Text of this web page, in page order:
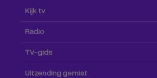
Kijk tv
Radio
TV-gids
Uitzending gemist